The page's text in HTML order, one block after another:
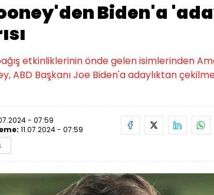
Biden'a
etkinliklerinin önde gelen isimlerinden
ABD Başkanı Joe Biden'a adaylıktan
- 07:59
11.07.2024 - 07:59